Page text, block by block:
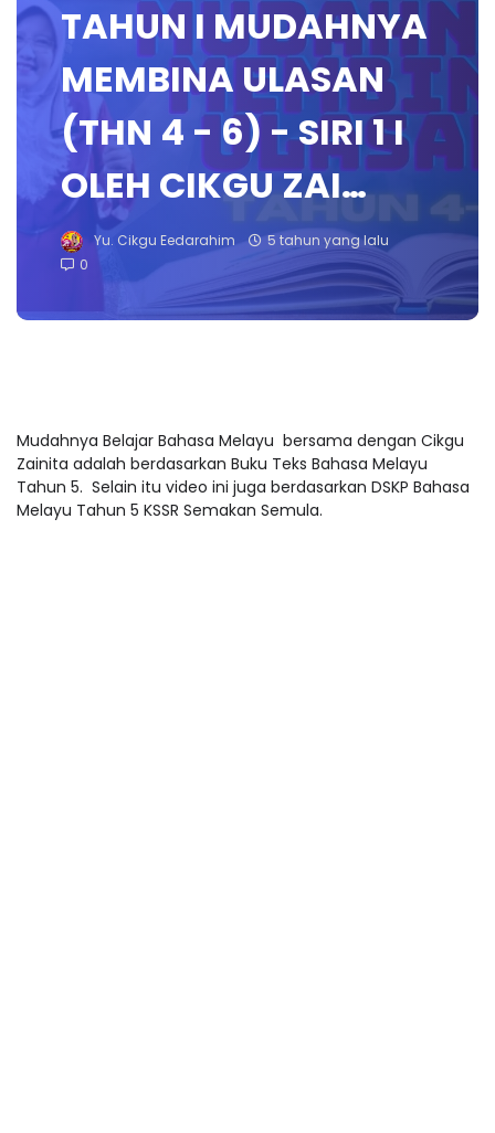
TAHUN I MUDAHNYA
MEMBINA ULASAN
(THN 4 - 6) - SIRI 1 I
OLEH CIKGU ZAI…
Yu. Cikgu Eedarahim
5 tahun yang lalu
0
Mudahnya Belajar Bahasa Melayu bersama dengan Cikgu
Zainita adalah berdasarkan Buku Teks Bahasa Melayu
Tahun 5. Selain itu video ini juga berdasarkan DSKP Bahasa
Melayu Tahun 5 KSSR Semakan Semula.